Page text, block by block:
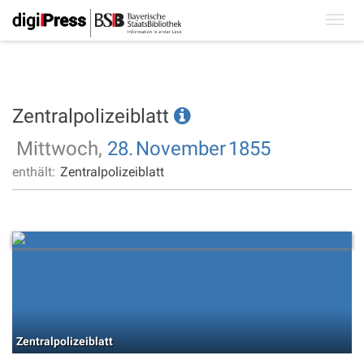
Zentralpolizeiblatt
Mittwoch, 28. November1855
enthält: Zentralpolizeiblatt
Zentralpolizeiblatt